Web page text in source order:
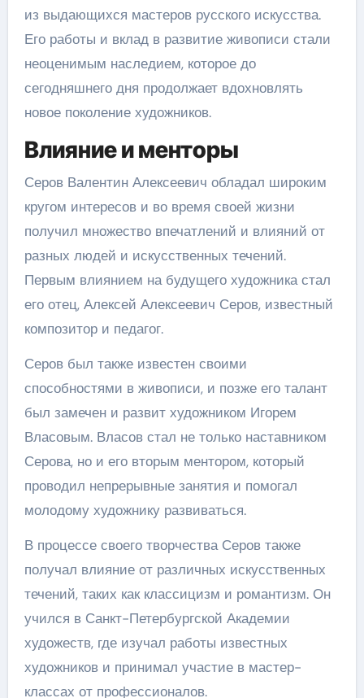
из выдающихся мастеров русского искусства.
Его работы и вклад в развитие живописи стали
неоценимым наследием, которое до
сегодняшнего дня продолжает вдохновлять
новое поколение художников.
Влияние и менторы
Серов Валентин Алексеевич обладал широким
кругом интересов и во время своей жизни
получил множество впечатлений и влияний от
разных людей и искусственных течений.
Первым влиянием на будущего художника стал
его отец, Алексей Алексеевич Серов, известный
композитор и педагог.
Серов был также известен своими
способностями в живописи, и позже его талант
был замечен и развит художником Игорем
Власовым. Власов стал не только наставником
Серова, но и его вторым ментором, который
проводил непрерывные занятия и помогал
молодому художнику развиваться.
В процессе своего творчества Серов также
получал влияние от различных искусственных
течений, таких как классицизм и романтизм. Он
учился в Санкт-Петербургской Академии
художеств, где изучал работы известных
художников и принимал участие в мастер-
классах от профессионалов.